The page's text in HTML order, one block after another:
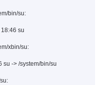
bin/su:
su
xbin/su:
su -> /system/bin/su